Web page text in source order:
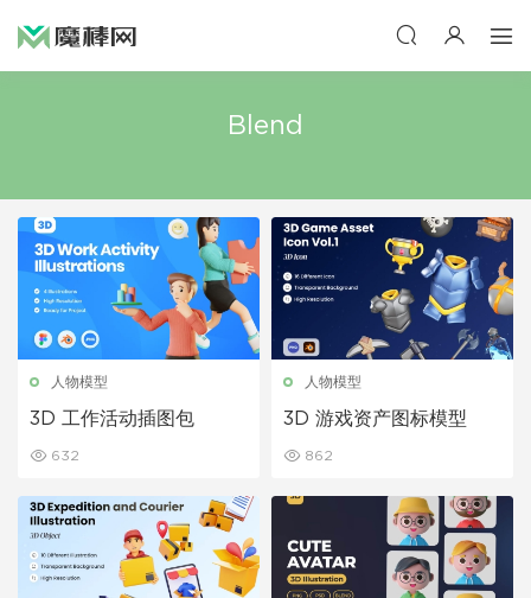
Blend
人物模型
3D 工作活动插图包
632
人物模型
3D 游戏资产图标模型
862